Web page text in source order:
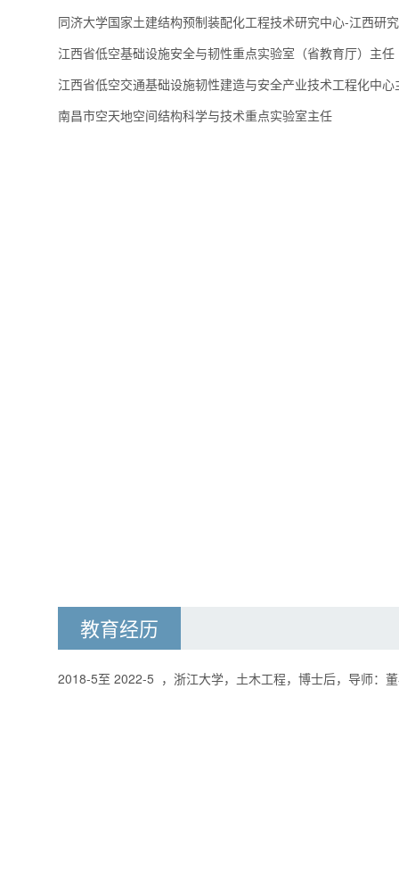
同济大学国家土建结构预制装配化工程技术研究中心-江西研
江西省低空基础设施安全与韧性重点实验室（省教育厅）主任
江西省低空交通基础设施韧性建造与安全产业技术工程化中心
南昌市空天地空间结构科学与技术重点实验室主任
教育经历
2018-5至 2022-5 ，浙江大学，土木工程，博士后，导师：